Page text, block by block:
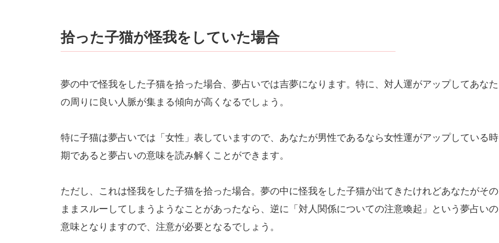
拾った子猫が怪我をしていた場合
夢の中で怪我をした子猫を拾った場合、夢占いでは吉夢になります。特に、対人運がアップしてあなた
の周りに良い人脈が集まる傾向が高くなるでしょう。
特に子猫は夢占いでは「女性」表していますので、あなたが男性であるなら女性運がアップしている時
期であると夢占いの意味を読み解くことができます。
ただし、これは怪我をした子猫を拾った場合。夢の中に怪我をした子猫が出てきたけれどあなたがその
ままスルーしてしまうようなことがあったなら、逆に「対人関係についての注意喚起」という夢占いの
意味となりますので、注意が必要となるでしょう。